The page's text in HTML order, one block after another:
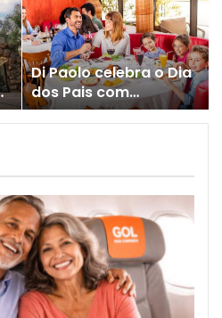
Di Paolo celebra o Dia
dos Pais com
campanha especial